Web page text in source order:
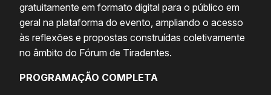
gratuitamente em formato digital para o público em
geral na plataforma do evento, ampliando o acesso
às reflexões e propostas construídas coletivamente
no âmbito do Fórum de Tiradentes.
PROGRAMAÇÃO COMPLETA